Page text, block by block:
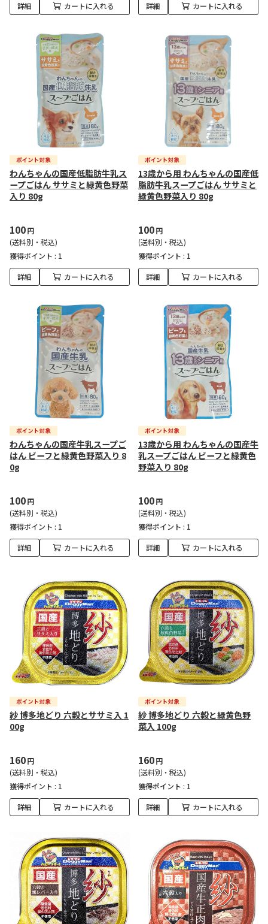
詳細 カートに入れる 詳細 カートに入れる
わんちゃんの国産低脂肪牛乳ス
ープごはん ササミと緑黄色野菜
入り 80g
100円
(送料別・税込)
獲得ポイント : 1
詳細 カートに入れる
13歳から用 わんちゃんの国産低
脂肪牛乳スープごはん ササミと
緑黄色野菜入り 80g
100円
(送料別・税込)
獲得ポイント : 1
詳細 カートに入れる
わんちゃんの国産牛乳スープご
はん ビーフと緑黄色野菜入り 8
0g
100円
(送料別・税込)
獲得ポイント : 1
詳細 カートに入れる
13歳から用 わんちゃんの国産牛
乳スープごはん ビーフと緑黄色
野菜入り 80g
100円
(送料別・税込)
獲得ポイント : 1
詳細 カートに入れる
紗 博多地どり 六穀とササミ入 1
00g
160円
(送料別・税込)
獲得ポイント : 1
詳細 カートに入れる
紗 博多地どり 六穀と緑黄色野
菜入 100g
160円
(送料別・税込)
獲得ポイント : 1
詳細 カートに入れる